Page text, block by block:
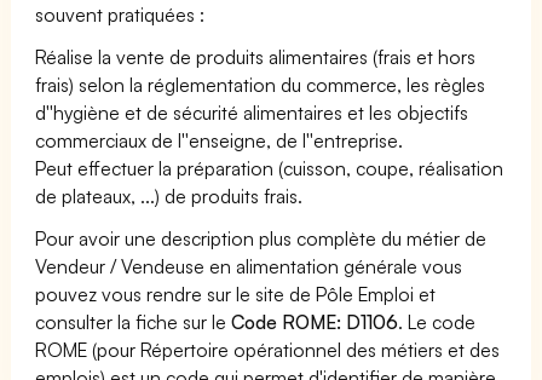
souvent pratiquées :
Réalise la vente de produits alimentaires (frais et hors
frais) selon la réglementation du commerce, les règles
d''hygiène et de sécurité alimentaires et les objectifs
commerciaux de l''enseigne, de l''entreprise.
Peut effectuer la préparation (cuisson, coupe, réalisation
de plateaux, ...) de produits frais.
Pour avoir une description plus complète du métier de
Vendeur / Vendeuse en alimentation générale vous
pouvez vous rendre sur le site de Pôle Emploi et
consulter la fiche sur leCode ROME: D1106. Le code
ROME (pour Répertoire opérationnel des métiers et des